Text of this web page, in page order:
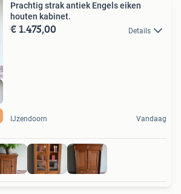
Prachtig strak antiek Engels eiken
houten kabinet.
€ 1.475,00 Details
IJzendoorn Vandaag